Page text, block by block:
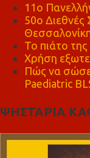
11ο
50ο Διεθνές
Το πιάτο της
Χρήση
Πώς να
Paediatric
ΨΗΣΤΑΡΙΑ